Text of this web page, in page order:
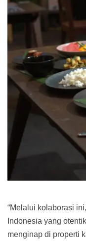
“Melalui kolaborasi
Indonesia yang
menginap di properti